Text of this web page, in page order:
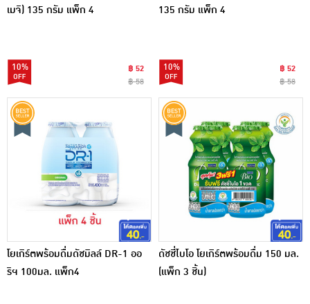
เมจิ) 135 กรัม แพ็ก 4
10%
฿ 52
฿ 58
135 กรัม แพ็ก 4
10%
฿ 52
฿ 58
โยเกิร์ตพร้อมดื่มดัชมิลล์ DR-1 ออ
ริฯ 100มล. แพ็ก4
ดัชชี่ไบโอ โยเกิร์ตพร้อมดื่ม 150 มล.
(แพ็ก 3 ชิ้น)